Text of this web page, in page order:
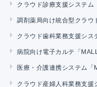
クラウド診療支援システム
調剤薬局向け統合型クラウ
クラウド歯科業務支援シス
病院向け電子カルテ「MALL
医療・介護連携システム「
クラウド産婦人科業務支援